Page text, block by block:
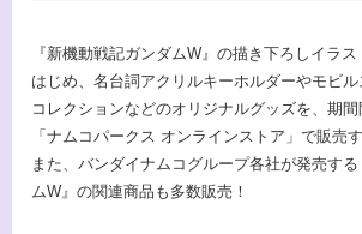
『新機動戦記ガンダムW』の描き下ろしイラ
はじめ、名台詞アクリルキーホルダーやモビ
コレクションなどのオリジナルグッズを、期
「ナムコパークス オンラインストア」で販売す
また、バンダイナムコグループ各社が発売す
ムW』の関連商品も多数販売！